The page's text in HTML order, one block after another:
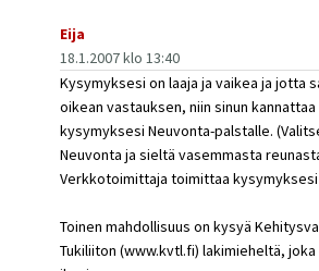
Eija
18.1.2007 klo 13:40
Kysymyksesi on laaja ja vaikea ja jotta
oikean vastauksen, niin sinun
kysymyksesi Neuvonta-palstalle.
Neuvonta ja sieltä vasemmasta
Verkkotoimittaja toimittaa
Toinen mahdollisuus on kysyä
Tukiliiton (www.kvtl.fi) lakimieheltä,